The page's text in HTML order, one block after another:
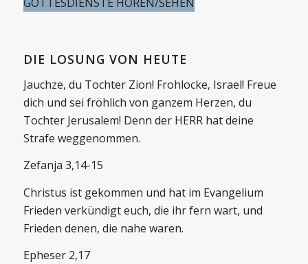
DIE LOSUNG VON HEUTE
Jauchze, du Tochter Zion! Frohlocke, Israel! Freue
dich und sei fröhlich von ganzem Herzen, du
Tochter Jerusalem! Denn der HERR hat deine
Strafe weggenommen.
Zefanja 3,14-15
Christus ist gekommen und hat im Evangelium
Frieden verkündigt euch, die ihr fern wart, und
Frieden denen, die nahe waren.
Epheser 2,17